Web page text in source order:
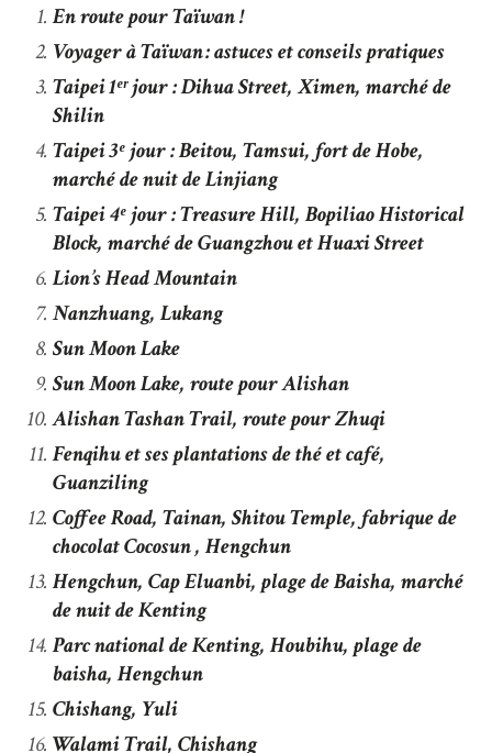
En route pour Taïwan !
Voyager à Taïwan : astuces et conseils pratiques
Taipei 1ᵉʳ jour : Dihua Street, Ximen, marché de
Shilin
Taipei 3ᵉ jour : Beitou, Tamsui, fort de Hobe,
marché de nuit de Linjiang
Taipei 4ᵉ jour : Treasure Hill, Bopiliao Historical
Block, marché de Guangzhou et Huaxi Street
Lion’s Head Mountain
Nanzhuang, Lukang
Sun Moon Lake
Sun Moon Lake, route pour Alishan
Alishan Tashan Trail, route pour Zhuqi
Fenqihu et ses plantations de thé et café,
Guanziling
Coffee Road, Tainan, Shitou Temple, fabrique de
chocolat Cocosun , Hengchun
Hengchun, Cap Eluanbi, plage de Baisha, marché
de nuit de Kenting
Parc national de Kenting, Houbihu, plage de
baisha, Hengchun
Chishang, Yuli
Walami Trail, Chishang